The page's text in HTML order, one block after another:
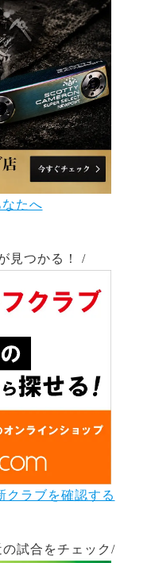
たへ
見つかる！ /
ラブを確認する
試合をチェック/